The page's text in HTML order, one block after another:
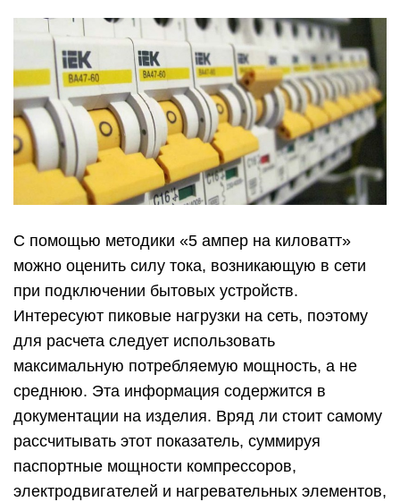
С помощью методики «5 ампер на киловатт»
можно оценить силу тока, возникающую в сети
при подключении бытовых устройств.
Интересуют пиковые нагрузки на сеть, поэтому
для расчета следует использовать
максимальную потребляемую мощность, а не
среднюю. Эта информация содержится в
документации на изделия. Вряд ли стоит самому
рассчитывать этот показатель, суммируя
паспортные мощности компрессоров,
электродвигателей и нагревательных элементов,